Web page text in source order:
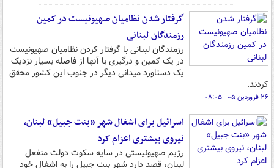
گرفتار شدن نظامیان صهیونیست در کمین
رزمندگان لبنانی
رزمندگان لبنانی با گرفتار کردن نظامیان صهیونیست
در یک کمین و درگیری با آنها از فاصله بسیار نزدیک
یک دستاورد میدانی دیگر در جنوب این کشور محقق
کردند.
۲۶ فروردین ۰۵ - ۰۸:۰۵
اسرائیل برای اشغال شهر «بنت جبیل» لبنان،
نیروی بیشتری اعزام کرد
رژیم صهیونیستی در سایه سکوت دولت منفعل
لبنان، قصد دارد شهر بنت جبیل را به اشغال خود